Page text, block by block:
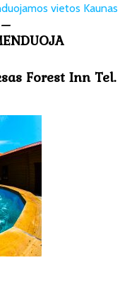
vietos Kaunas
Forest Inn Tel.